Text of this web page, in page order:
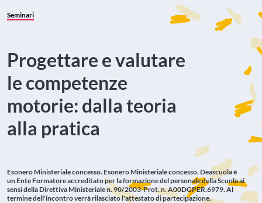
Seminari
Progettare e valutare
le competenze
motorie: dalla teoria
alla pratica
Esonero Ministeriale concesso. Esonero Ministeriale concesso. Deascuola è
un Ente Formatore accreditato per la formazione del personale della Scuola ai
sensi della Direttiva Ministeriale n. 90/2003-Prot. n. A00DGPER.6979. Al
termine dell'incontro verrà rilasciato l'attestato di partecipazione.